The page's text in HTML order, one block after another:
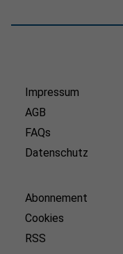
Impressum
AGB
FAQs
Datenschutz
Abonnement
Cookies
RSS